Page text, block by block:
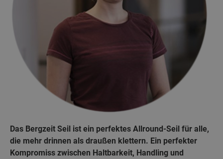
Das Bergzeit Seil ist ein perfektes Allround-Seil für alle,
die mehr drinnen als draußen klettern. Ein perfekter
Kompromiss zwischen Haltbarkeit, Handling und